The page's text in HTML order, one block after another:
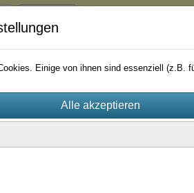
berlin
Einige von ihnen sind essenziell (z.B.